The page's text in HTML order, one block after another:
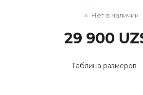
Нет в наличии
29 900
Таблица размеров